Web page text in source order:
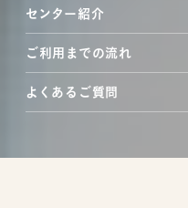
法人の方
センター紹介
ご利用までの流れ
よくあるご質問